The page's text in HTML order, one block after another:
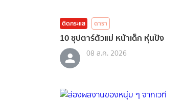
ติดกระแส ดารา
10 ซุปตาร์ตัวแม่ หน้าเด็ก หุ่นปัง
08 ส.ค. 2026